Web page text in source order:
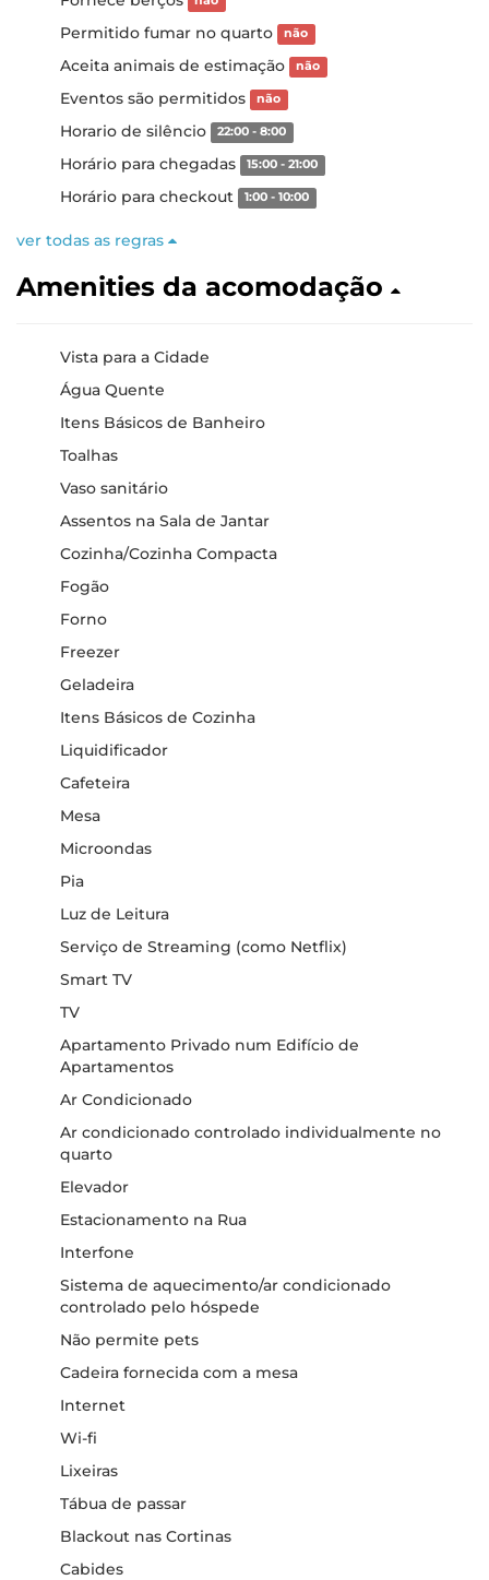
Permitido fumar no quarto não
Aceita animais de estimação não
Eventos são permitidos não
Horario de silêncio 22:00 - 8:00
Horário para chegadas 15:00 - 21:00
Horário para checkout 1:00 - 10:00
ver todas as regras
Amenities da acomodação
Vista para a Cidade
Água Quente
Itens Básicos de Banheiro
Toalhas
Vaso sanitário
Assentos na Sala de Jantar
Cozinha/Cozinha Compacta
Fogão
Forno
Freezer
Geladeira
Itens Básicos de Cozinha
Liquidificador
Cafeteira
Mesa
Microondas
Pia
Luz de Leitura
Serviço de Streaming (como Netflix)
Smart TV
TV
Apartamento Privado num Edifício de
Apartamentos
Ar Condicionado
Ar condicionado controlado individualmente no
quarto
Elevador
Estacionamento na Rua
Interfone
Sistema de aquecimento/ar condicionado
controlado pelo hóspede
Não permite pets
Cadeira fornecida com a mesa
Internet
Wi-fi
Lixeiras
Tábua de passar
Blackout nas Cortinas
Cabides